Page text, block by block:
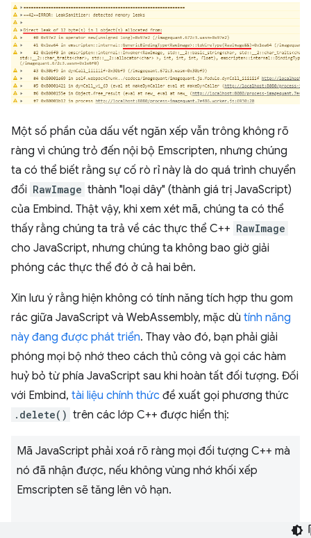
Một số phần của dấu vết ngăn xếp vẫn trông không rõ
ràng vì chúng trỏ đến nội bộ Emscripten, nhưng chúng
ta có thể biết rằng sự cố rò rỉ này là do quá trình chuyển
đổi RawImage thành "loại dây" (thành giá trị JavaScript)
của Embind. Thật vậy, khi xem xét mã, chúng ta có thể
thấy rằng chúng ta trả về các thực thể C++ RawImage
cho JavaScript, nhưng chúng ta không bao giờ giải
phóng các thực thể đó ở cả hai bên.
Xin lưu ý rằng hiện không có tính năng tích hợp thu gom
rác giữa JavaScript và WebAssembly, mặc dù tính năng
này đang được phát triển. Thay vào đó, bạn phải giải
phóng mọi bộ nhớ theo cách thủ công và gọi các hàm
huỷ bỏ từ phía JavaScript sau khi hoàn tất đối tượng. Đối
với Embind, tài liệu chính thức đề xuất gọi phương thức
.delete() trên các lớp C++ được hiển thị:
Mã JavaScript phải xoá rõ ràng mọi đối tượng C++ mà
nó đã nhận được, nếu không vùng nhớ khối xếp
Emscripten sẽ tăng lên vô hạn.